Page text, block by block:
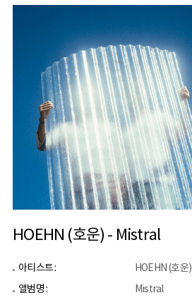
HOEHN (호운) - Mistral
아티스트 :
HOEHN (호운)
앨범명 :
Mistral